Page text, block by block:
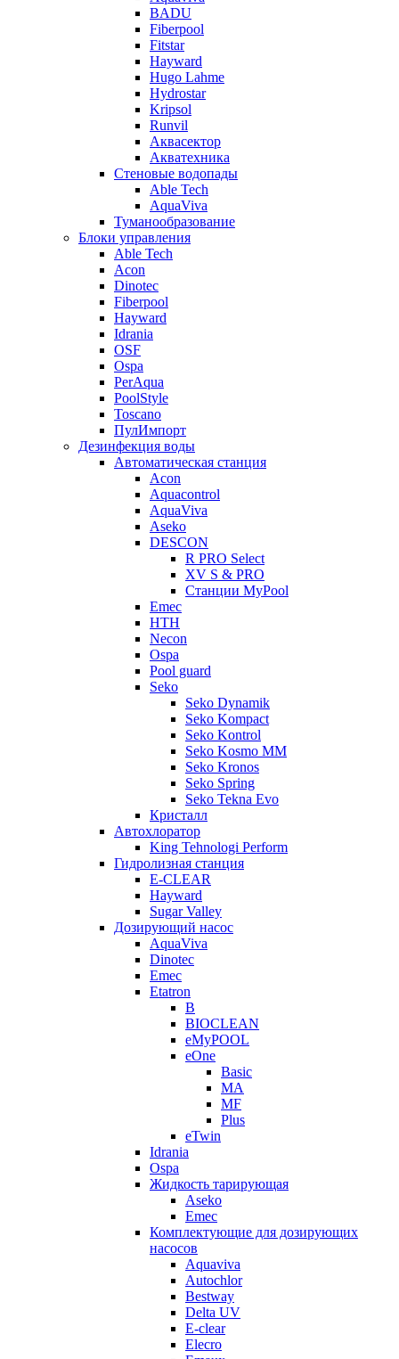
BADU
Fiberpool
Fitstar
Hayward
Hugo Lahme
Hydrostar
Kripsol
Runvil
Аквасектор
Акватехника
Стеновые водопады
Able Tech
AquaViva
Туманообразование
Блоки управления
Able Tech
Acon
Dinotec
Fiberpool
Hayward
Idrania
OSF
Ospa
PerAqua
PoolStyle
Toscano
ПулИмпорт
Дезинфекция воды
Автоматическая станция
Acon
Aquacontrol
AquaViva
Aseko
DESCON
R PRO Select
XV S & PRO
Станции MyPool
Emec
HTH
Necon
Ospa
Pool guard
Seko
Seko Dynamik
Seko Kompact
Seko Kontrol
Seko Kosmo MM
Seko Kronos
Seko Spring
Seko Tekna Evo
Кристалл
Автохлоратор
King Tehnologi Perform
Гидролизная станция
E-CLEAR
Hayward
Sugar Valley
Дозирующий насос
AquaViva
Dinotec
Emec
Etatron
B
BIOCLEAN
eMyPOOL
eOne
Basic
MA
MF
Plus
eTwin
Idrania
Ospa
Жидкость тарирующая
Aseko
Emec
Комплектующие для дозирующих
насосов
Aquaviva
Autochlor
Bestway
Delta UV
E-clear
Elecro